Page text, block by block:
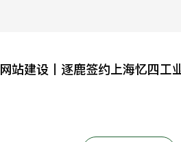
网站建设丨逐鹿签约上海忆四工